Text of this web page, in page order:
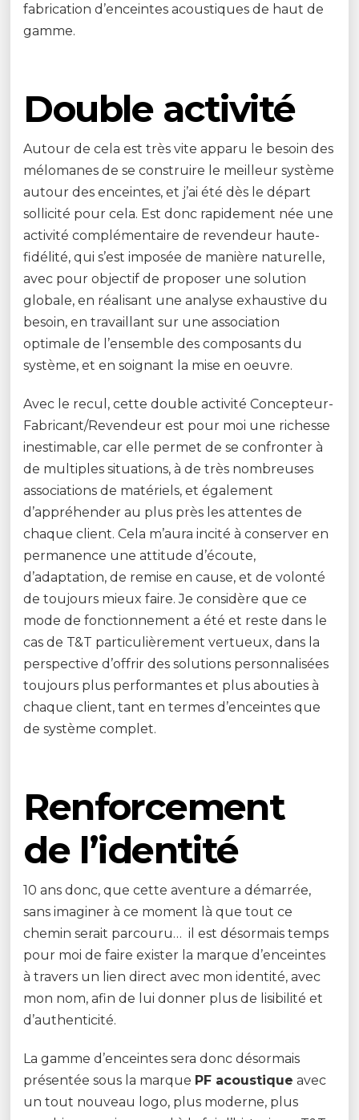
fabrication d’enceintes acoustiques de haut de
gamme.
Double activité
Autour de cela est très vite apparu le besoin des
mélomanes de se construire le meilleur système
autour des enceintes, et j’ai été dès le départ
sollicité pour cela. Est donc rapidement née une
activité complémentaire de revendeur haute-
fidélité, qui s’est imposée de manière naturelle,
avec pour objectif de proposer une solution
globale, en réalisant une analyse exhaustive du
besoin, en travaillant sur une association
optimale de l’ensemble des composants du
système, et en soignant la mise en oeuvre.
Avec le recul, cette double activité Concepteur-
Fabricant/Revendeur est pour moi une richesse
inestimable, car elle permet de se confronter à
de multiples situations, à de très nombreuses
associations de matériels, et également
d’appréhender au plus près les attentes de
chaque client. Cela m’aura incité à conserver en
permanence une attitude d’écoute,
d’adaptation, de remise en cause, et de volonté
de toujours mieux faire. Je considère que ce
mode de fonctionnement a été et reste dans le
cas de T&T particulièrement vertueux, dans la
perspective d’offrir des solutions personnalisées
toujours plus performantes et plus abouties à
chaque client, tant en termes d’enceintes que
de système complet.
Renforcement
de l’identité
10 ans donc, que cette aventure a démarrée,
sans imaginer à ce moment là que tout ce
chemin serait parcouru… il est désormais temps
pour moi de faire exister la marque d’enceintes
à travers un lien direct avec mon identité, avec
mon nom, afin de lui donner plus de lisibilité et
d’authenticité.
La gamme d’enceintes sera donc désormais
présentée sous la marque PF acoustique avec
un tout nouveau logo, plus moderne, plus